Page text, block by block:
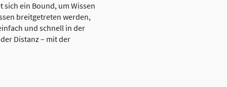
ein Bound, um Wissen
breitgetreten werden,
und schnell in der
Distanz – mit der